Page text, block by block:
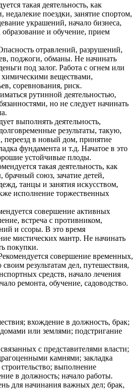
такая деятельность, как
недалекие поездки, занятие спортом,
украшений, начало бизнеса,
образование и обучение, прием
отравлений, разрушений,
поджоги, обманы. Не начинать
под залог. Работа с огнем или
веществами,
соревнования, риск.
рутинной деятельностью,
но не следует начинать
выполнять деятельность,
результаты, такую,
переезд в новый дом, принятие
фундамента и т.д. Начатое в это
устойчивые плоды.
такая деятельность, как
брачный союз, зачатие детей,
танцы и занятия искусством,
исполнение торжественных
совершение активных
встреча с противником,
и ссоры. В это время
мистических мантр. Не начинать
покупки.
совершение временных,
результатам дел, путешествия,
средств, начало лечения
ремонта, обучение, садоводство.
вхождение в должность, брак;
или землями; подстригание
с представителями власти;
камнями; закладка
выполнение
в должность; начало работы.
для начинания важных дел; брак,